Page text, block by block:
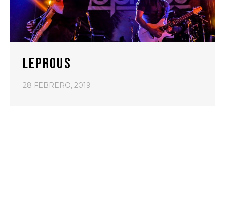
LEPROUS
28 FEBRERO, 2019